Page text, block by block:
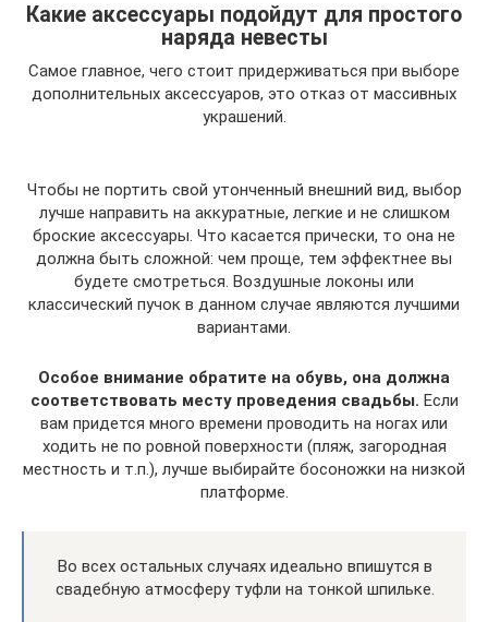
Какие аксессуары подойдут для простого
наряда невесты
Самое главное, чего стоит придерживаться при выборе
дополнительных аксессуаров, это отказ от массивных
украшений.
Чтобы не портить свой утонченный внешний вид, выбор
лучше направить на аккуратные, легкие и не слишком
броские аксессуары. Что касается прически, то она не
должна быть сложной: чем проще, тем эффектнее вы
будете смотреться. Воздушные локоны или
классический пучок в данном случае являются лучшими
вариантами.
Особое внимание обратите на обувь, она должна
соответствовать месту проведения свадьбы. Если
вам придется много времени проводить на ногах или
ходить не по ровной поверхности (пляж, загородная
местность и т.п.), лучше выбирайте босоножки на низкой
платформе.
Во всех остальных случаях идеально впишутся в
свадебную атмосферу туфли на тонкой шпильке.